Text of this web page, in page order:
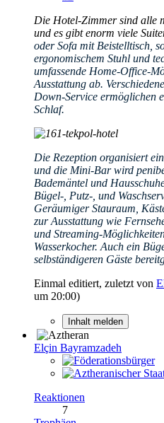
Die Hotel-Zimmer sind alle
und es gibt enorm viele
oder Sofa mit Beistelltisch,
ergonomischem Stuhl und
umfassende Home-Office-
Ausstattung ab.
Down-Service ermöglichen
Schlaf.
Die Rezeption organisiert
und die Mini-Bar wird
Bademäntel und
Bügel-, Putz-, und
Geräumiger Stauraum,
zur Ausstattung wie
und Streaming-
Wasserkocher. Auch ein
selbständigeren Gäste
Einmal editiert, zuletzt von
um 20:00)
Inhalt melden
Elçin Bayramzadeh
Reaktionen
7